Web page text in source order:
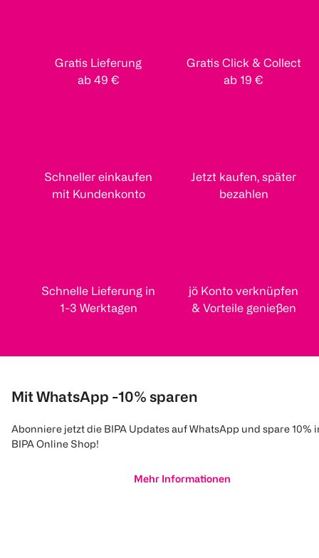
Gratis Lieferung
ab 49 €
Gratis Click & Collect
ab 19 €
Schneller einkaufen
mit Kundenkonto
Jetzt kaufen, später
bezahlen
Schnelle Lieferung in
1-3 Werktagen
jö Konto verknüpfen
& Vorteile genießen
Mit WhatsApp -10% sparen
Abonniere jetzt die BIPA Updates auf WhatsApp und spare 10%
BIPA Online Shop!
Mehr Informationen